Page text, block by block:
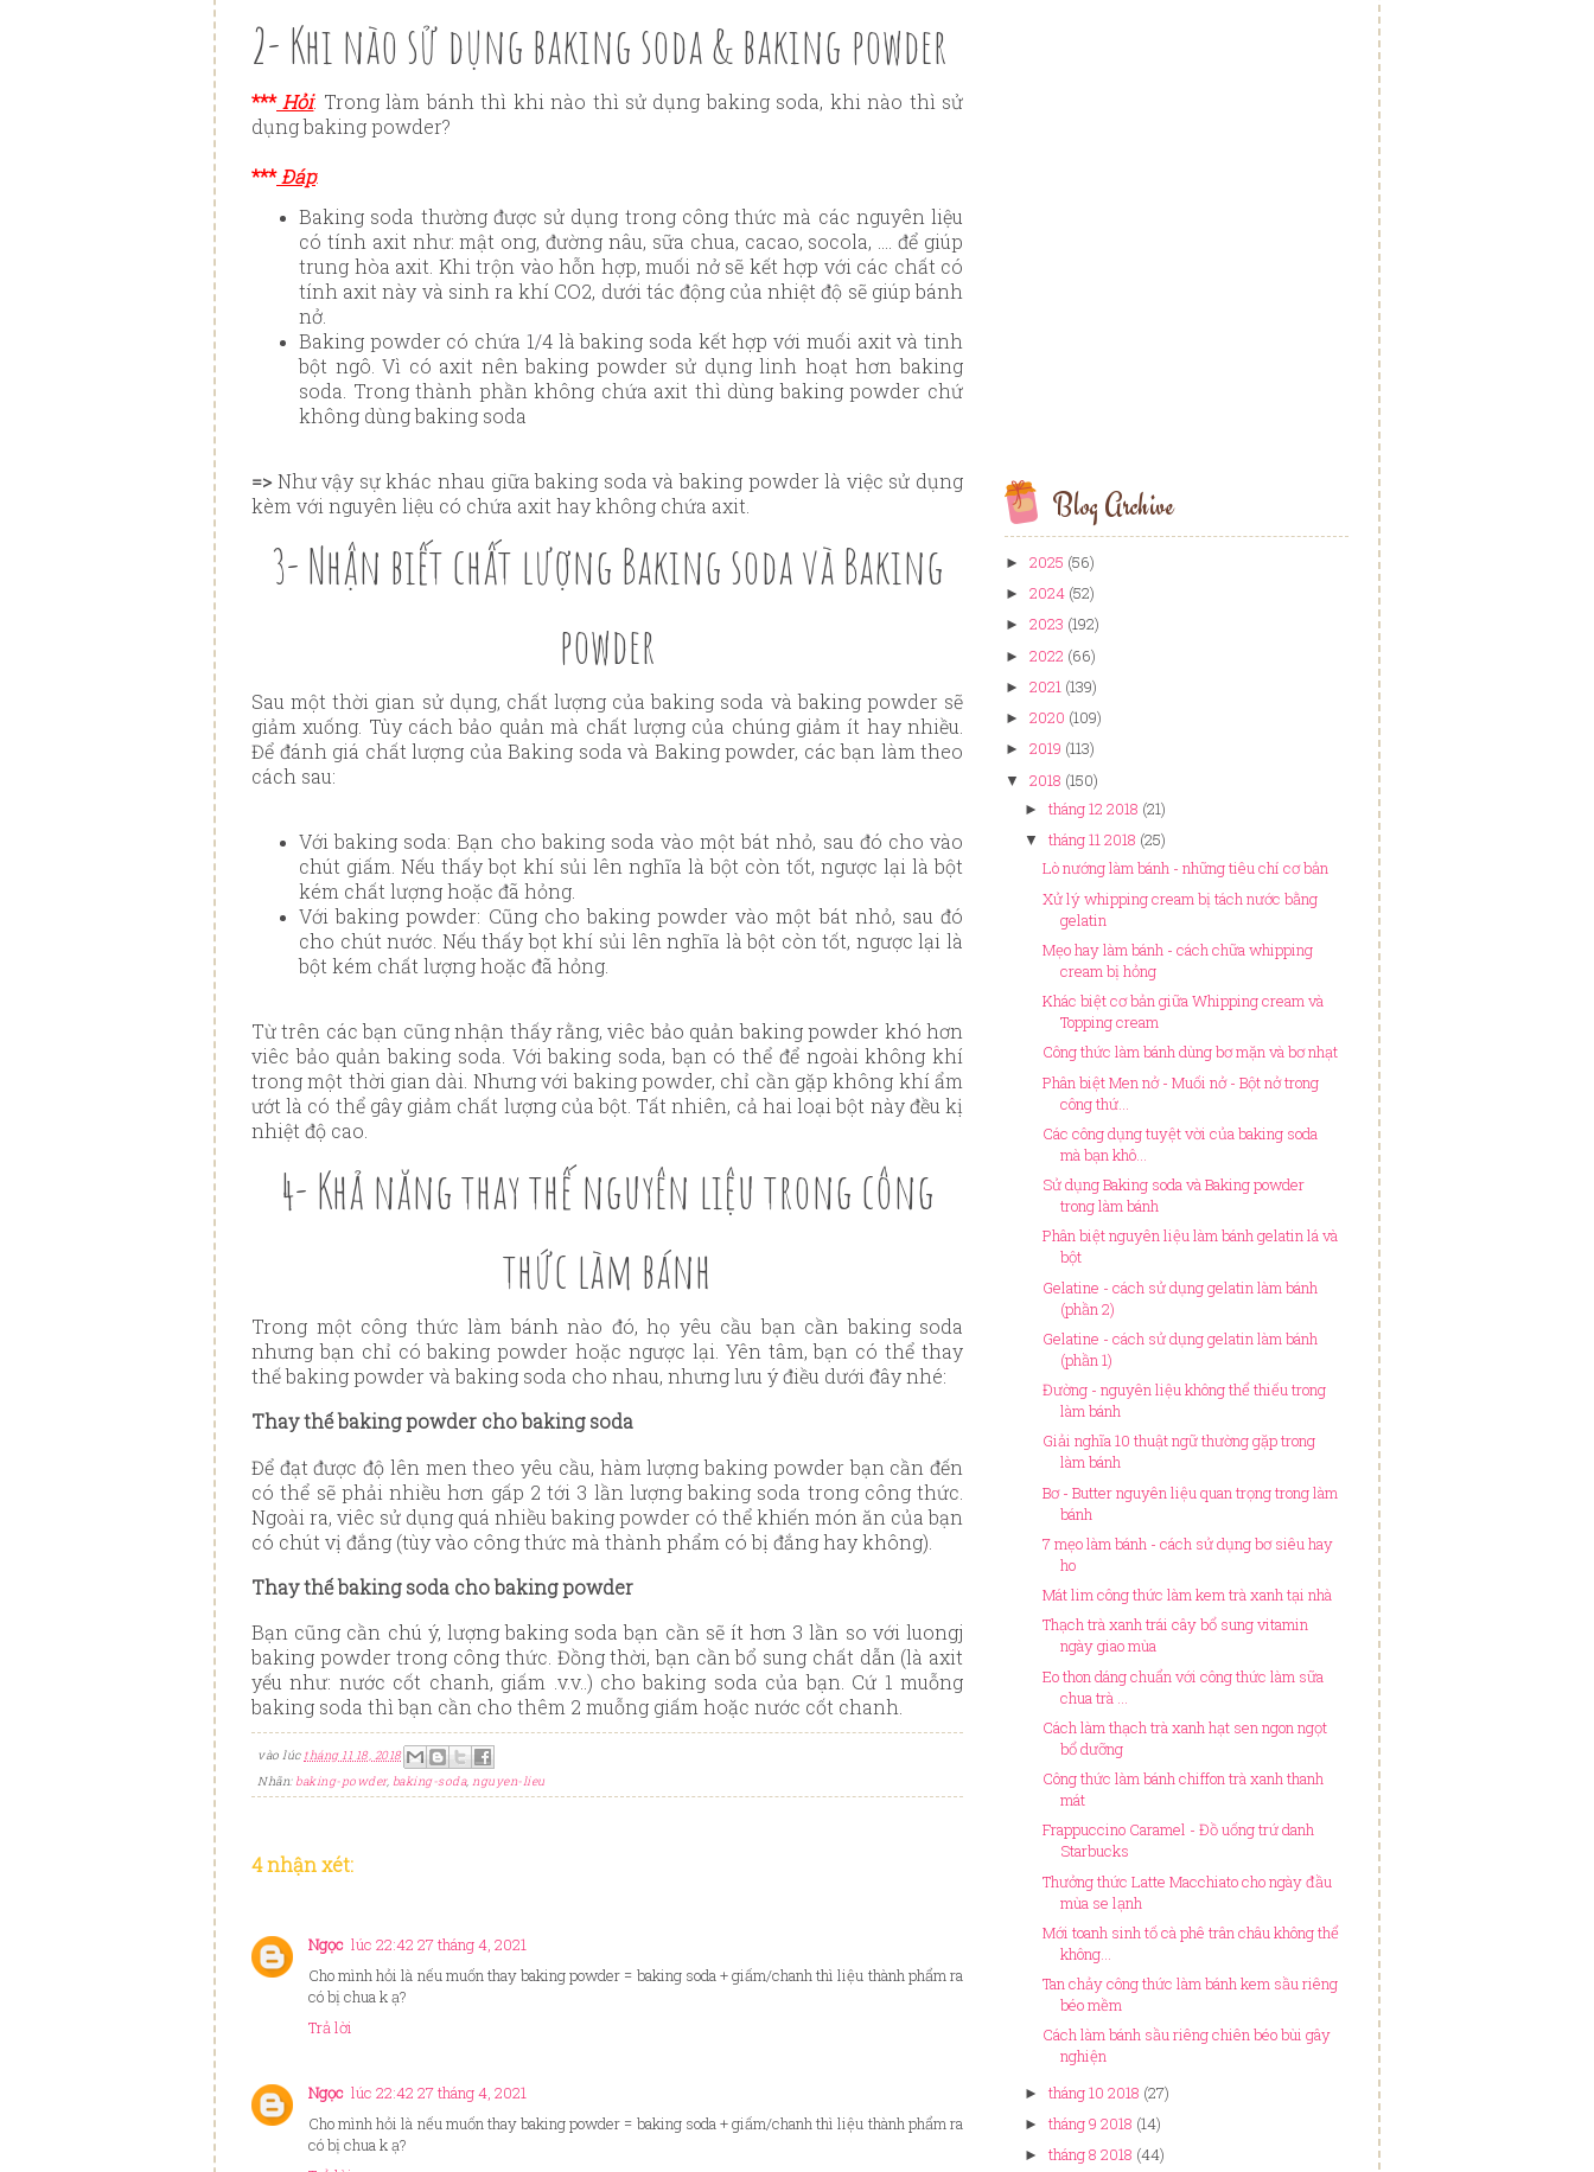
2- Khi nào sử dụng baking soda & baking powder
***Hỏi: Trong làm bánh thì khi nào thì sử dụng baking soda, khi nào thì sử
dụng baking powder?
***Đáp:
Baking soda thường được sử dụng trong công thức mà các nguyên liệu
có tính axit như: mật ong, đường nâu, sữa chua, cacao, socola, …. để giúp
trung hòa axit. Khi trộn vào hỗn hợp, muối nở sẽ kết hợp với các chất có
tính axit này và sinh ra khí CO2, dưới tác động của nhiệt độ sẽ giúp bánh
nở.
Baking powder có chứa 1/4 là baking soda kết hợp với muối axit và tinh
bột ngô. Vì có axit nên baking powder sử dụng linh hoạt hơn baking
soda. Trong thành phần không chứa axit thì dùng baking powder chứ
không dùng baking soda
=>Như vậy sự khác nhau giữa baking soda và baking powder là việc sử dụng
kèm với nguyên liệu có chứa axit hay không chứa axit.
3- Nhận biết chất lượng Baking soda và Baking
powder
Sau một thời gian sử dụng, chất lượng của baking soda và baking powder sẽ
giảm xuống. Tùy cách bảo quản mà chất lượng của chúng giảm ít hay nhiều.
Để đánh giá chất lượng của Baking soda và Baking powder, các bạn làm theo
cách sau:
Với baking soda: Bạn cho baking soda vào một bát nhỏ, sau đó cho vào
chút giấm. Nếu thấy bọt khí sủi lên nghĩa là bột còn tốt, ngược lại là bột
kém chất lượng hoặc đã hỏng.
Với baking powder: Cũng cho baking powder vào một bát nhỏ, sau đó
cho chút nước. Nếu thấy bọt khí sủi lên nghĩa là bột còn tốt, ngược lại là
bột kém chất lượng hoặc đã hỏng.
Từ trên các bạn cũng nhận thấy rằng, viêc bảo quản baking powder khó hơn
viêc bảo quản baking soda. Với baking soda, bạn có thể để ngoài không khí
trong một thời gian dài. Nhưng với baking powder, chỉ cần gặp không khí ẩm
ướt là có thể gây giảm chất lượng của bột. Tất nhiên, cả hai loại bột này đều kị
nhiệt độ cao.
4- Khả năng thay thế nguyên liệu trong công
thức làm bánh
Trong một công thức làm bánh nào đó, họ yêu cầu bạn cần baking soda
nhưng bạn chỉ có baking powder hoặc ngược lại. Yên tâm, bạn có thể thay
thế baking powder và baking soda cho nhau, nhưng lưu ý điều dưới đây nhé:
Thay thế baking powder cho baking soda
Để đạt được độ lên men theo yêu cầu, hàm lượng baking powder bạn cần đến
có thể sẽ phải nhiều hơn gấp 2 tới 3 lần lượng baking soda trong công thức.
Ngoài ra, viêc sử dụng quá nhiều baking powder có thể khiến món ăn của bạn
có chút vị đắng (tùy vào công thức mà thành phẩm có bị đắng hay không).
Thay thế baking soda cho baking powder
Bạn cũng cần chú ý, lượng baking soda bạn cần sẽ ít hơn 3 lần so với luongj
baking powder trong công thức. Đồng thời, bạn cần bổ sung chất dẫn (là axit
yếu như: nước cốt chanh, giấm .v.v..) cho baking soda của bạn. Cứ 1 muỗng
baking soda thì bạn cần cho thêm 2 muỗng giấm hoặc nước cốt chanh.
vào lúc tháng 11 18, 2018
Nhãn:baking-powder, baking-soda, nguyen-lieu
4 nhận xét:
Ngọc lúc 22:42 27 tháng 4, 2021
Cho mình hỏi là nếu muốn thay baking powder = baking soda + giấm/chanh thì liệu thành phẩm ra
có bị chua k ạ?
Trả lời
Ngọc lúc 22:42 27 tháng 4, 2021
Cho mình hỏi là nếu muốn thay baking powder = baking soda + giấm/chanh thì liệu thành phẩm ra
có bị chua k ạ?
Blog Archive
► 2025 (56)
► 2024 (52)
► 2023 (192)
► 2022 (66)
► 2021 (139)
► 2020 (109)
► 2019 (113)
▼ 2018 (150)
► tháng 12 2018 (21)
▼ tháng 11 2018 (25)
Lò nướng làm bánh - những tiêu chí cơ bản
Xử lý whipping cream bị tách nước bằng
gelatin
Mẹo hay làm bánh - cách chữa whipping
cream bị hỏng
Khác biệt cơ bản giữa Whipping cream và
Topping cream
Công thức làm bánh dùng bơ mặn và bơ nhạt
Phân biệt Men nở - Muối nở - Bột nở trong
công thứ...
Các công dụng tuyệt vời của baking soda
mà bạn khô...
Sử dụng Baking soda và Baking powder
trong làm bánh
Phân biệt nguyên liệu làm bánh gelatin lá và
bột
Gelatine - cách sử dụng gelatin làm bánh
(phần 2)
Gelatine - cách sử dụng gelatin làm bánh
(phần 1)
Đường - nguyên liệu không thể thiếu trong
làm bánh
Giải nghĩa 10 thuật ngữ thường gặp trong
làm bánh
Bơ - Butter nguyên liệu quan trọng trong làm
bánh
7 mẹo làm bánh - cách sử dụng bơ siêu hay
ho
Mát lim công thức làm kem trà xanh tại nhà
Thạch trà xanh trái cây bổ sung vitamin
ngày giao mùa
Eo thon dáng chuẩn với công thức làm sữa
chua trà ...
Cách làm thạch trà xanh hạt sen ngon ngọt
bổ dưỡng
Công thức làm bánh chiffon trà xanh thanh
mát
Frappuccino Caramel - Đồ uống trứ danh
Starbucks
Thưởng thức Latte Macchiato cho ngày đầu
mùa se lạnh
Mới toanh sinh tố cà phê trân châu không thể
không...
Tan chảy công thức làm bánh kem sầu riêng
béo mềm
Cách làm bánh sầu riêng chiên béo bùi gây
nghiện
► tháng 10 2018 (27)
► tháng 9 2018 (14)
► tháng 8 2018 (44)